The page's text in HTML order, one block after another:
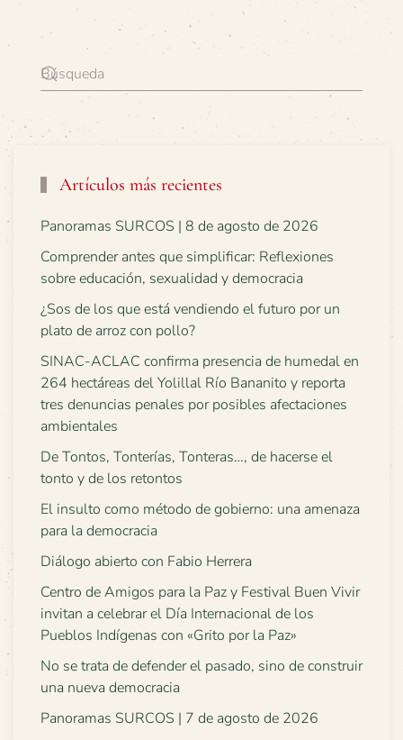
Artículos más recientes
Panoramas SURCOS | 8 de agosto de 2026
Comprender antes que simplificar: Reflexiones
sobre educación, sexualidad y democracia
¿Sos de los que está vendiendo el futuro por un
plato de arroz con pollo?
SINAC-ACLAC confirma presencia de humedal en
264 hectáreas del Yolillal Río Bananito y reporta
tres denuncias penales por posibles afectaciones
ambientales
De Tontos, Tonterías, Tonteras…, de hacerse el
tonto y de los retontos
El insulto como método de gobierno: una amenaza
para la democracia
Diálogo abierto con Fabio Herrera
Centro de Amigos para la Paz y Festival Buen Vivir
invitan a celebrar el Día Internacional de los
Pueblos Indígenas con «Grito por la Paz»
No se trata de defender el pasado, sino de construir
una nueva democracia
Panoramas SURCOS | 7 de agosto de 2026